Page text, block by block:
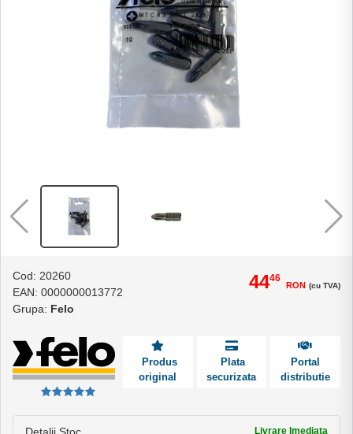
Cod: 20260
EAN: 0000000013772
Grupa: Felo
4446
RON (cu TVA)
Produs
original
Plata
securizata
Portal
distributie
Detalii Stoc Livrare Imediata